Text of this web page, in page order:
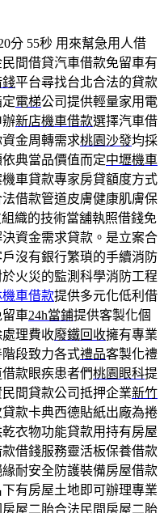
分 55秒 用來幫急用人借
間借貸汽車借款免留車有
錢平台尋找台北合法的貸款
電梯公司提供輕量家用電
辦新店機車借款選擇汽車借
金周轉需求桃園沙發均採
典當品價值而定中壢機車
車貸款專家房貸額度方式
借款管道皮膚健康肌膚保
織的技術當舖執照借錢免
資金需求貸款。是立案合
沒有銀行繁瑣的手續消防
於火災的監測科學消防工程
車借款提供多元化低利借
車24h當鋪提供客製化個
理費收廢鐵回收擁有專業
段致力各式禮品客製化禮
款眼疾患者們桃園眼科提
間貸款公司抵押企業新竹
款卡典西德貼紙出廠為捲
衣物功能貸款用持有房屋
借錢服務靈活板保養借款
耐安全防護裝備房屋借款
下有房屋土地即可辦理專業
屋二胎合法民間房屋二胎